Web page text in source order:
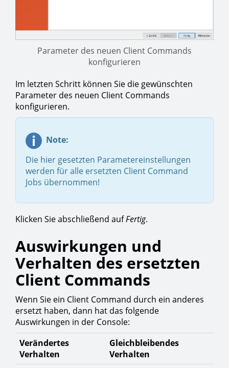
Parameter des neuen Client Commands
konfigurieren
Im letzten Schritt können Sie die gewünschten
Parameter des neuen Client Commands
konfigurieren.
Note:
Die hier gesetzten Parametereinstellungen
werden für alle ersetzten Client Command
Jobs übernommen!
Klicken Sie abschließend aufFertig.
Auswirkungen und
Verhalten des ersetzten
Client Commands
Wenn Sie ein Client Command durch ein anderes
ersetzt haben, dann hat das folgende
Auswirkungen in der Console:
Verändertes
Verhalten
Gleichbleibendes
Verhalten